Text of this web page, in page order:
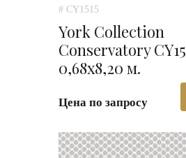
# CY1515
York Collection
Conservatory
0,68х8,20 м.
Цена по запросу